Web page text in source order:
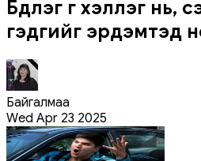
Бүдүүлэг үг хэллэг нь,
гэдгийг эрдэмтэд
Байгалмаа
Wed Apr 23 2025